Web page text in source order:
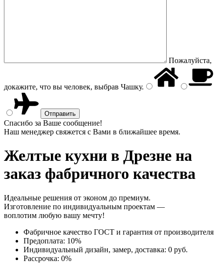
Пожалуйста,
докажите, что вы человек, выбрав Чашку.
Спасибо за Ваше сообщение!
Наш менеджер свяжется с Вами в ближайшее время.
Желтые кухни в Дрезне на
заказ фабричного качества
Идеальные решения от эконом до премиум.
Изготовление по индивидуальным проектам —
воплотим любую вашу мечту!
Фабричное качество ГОСТ и гарантия от производителя
Предоплата: 10%
Индивидуальный дизайн, замер, доставка: 0 руб.
Рассрочка: 0%